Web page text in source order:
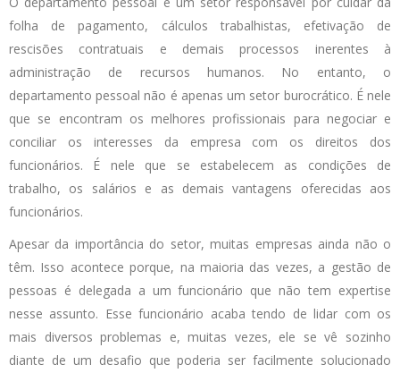
folha de pagamento, cálculos trabalhistas, efetivação de
rescisões contratuais e demais processos inerentes à
administração de recursos humanos. No entanto, o
departamento pessoal não é apenas um setor burocrático. É nele
que se encontram os melhores profissionais para negociar e
conciliar os interesses da empresa com os direitos dos
funcionários. É nele que se estabelecem as condições de
trabalho, os salários e as demais vantagens oferecidas aos
funcionários.
Apesar da importância do setor, muitas empresas ainda não o
têm. Isso acontece porque, na maioria das vezes, a gestão de
pessoas é delegada a um funcionário que não tem expertise
nesse assunto. Esse funcionário acaba tendo de lidar com os
mais diversos problemas e, muitas vezes, ele se vê sozinho
diante de um desafio que poderia ser facilmente solucionado